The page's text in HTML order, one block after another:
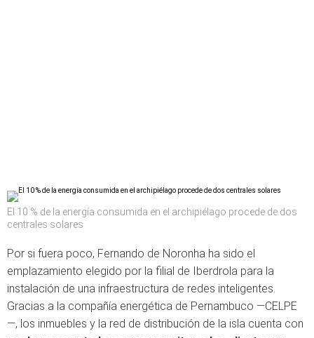
El 10 % de la energía consumida en el archipiélago procede de dos
centrales solares
Por si fuera poco, Fernando de Noronha ha sido el
emplazamiento elegido por la filial de Iberdrola para la
instalación de una infraestructura de redes inteligentes.
Gracias a la compañía energética de Pernambuco —CELPE
—, los inmuebles y la red de distribución de la isla cuenta con